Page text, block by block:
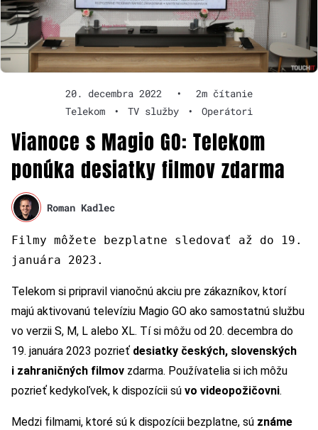
20. decembra 2022 •
2m čítanie
Telekom
• TV služby • Operátori
Vianoce s Magio GO: Telekom
ponúka desiatky filmov zdarma
Roman Kadlec
Filmy môžete bezplatne sledovať až do 19.
januára 2023.
Telekom si pripravil vianočnú akciu pre zákazníkov, ktorí
majú aktivovanú televíziu Magio GO ako samostatnú službu
vo verzii S, M, L alebo XL. Tí si môžu od 20. decembra do
19. januára 2023 pozrieť desiatky českých, slovenských
i zahraničných filmov zdarma. Používatelia si ich môžu
pozrieť kedykoľvek, k dispozícii sú vo videopožičovni.
Medzi filmami, ktoré sú k dispozícii bezplatne, sú známe